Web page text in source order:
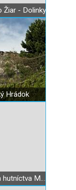
Žiar - Dolinky
Hrádok
Múzeum baníctva a hutníctva Maša Liptovský Hrádok